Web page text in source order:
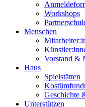
Workshops
Menschen
Vorstand &
Haus
Spielstätten
Geschichte
Unterstützen